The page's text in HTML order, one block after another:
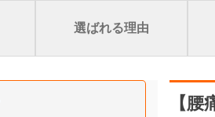
選ばれる理由
【